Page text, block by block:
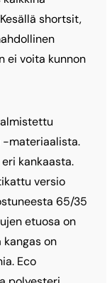
shortsit,
ei voita kunnon
-materiaalista.
kankaasta.
versio
65/35
etuosa on
on
Eco